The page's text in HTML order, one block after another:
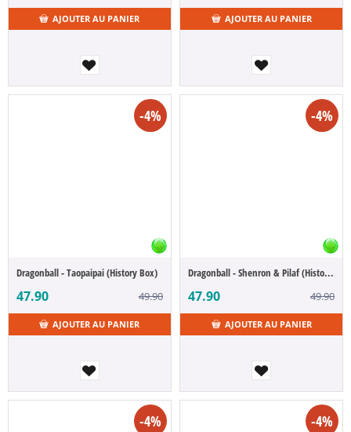
AJOUTER AU PANIER AJOUTER AU PANIER
-4%
Dragonball - Taopaipai (History Box)
47.90 49.90
AJOUTER AU PANIER
-4%
Dragonball - Shenron & Pilaf (History Box)
47.90 49.90
AJOUTER AU PANIER
-4% -4%